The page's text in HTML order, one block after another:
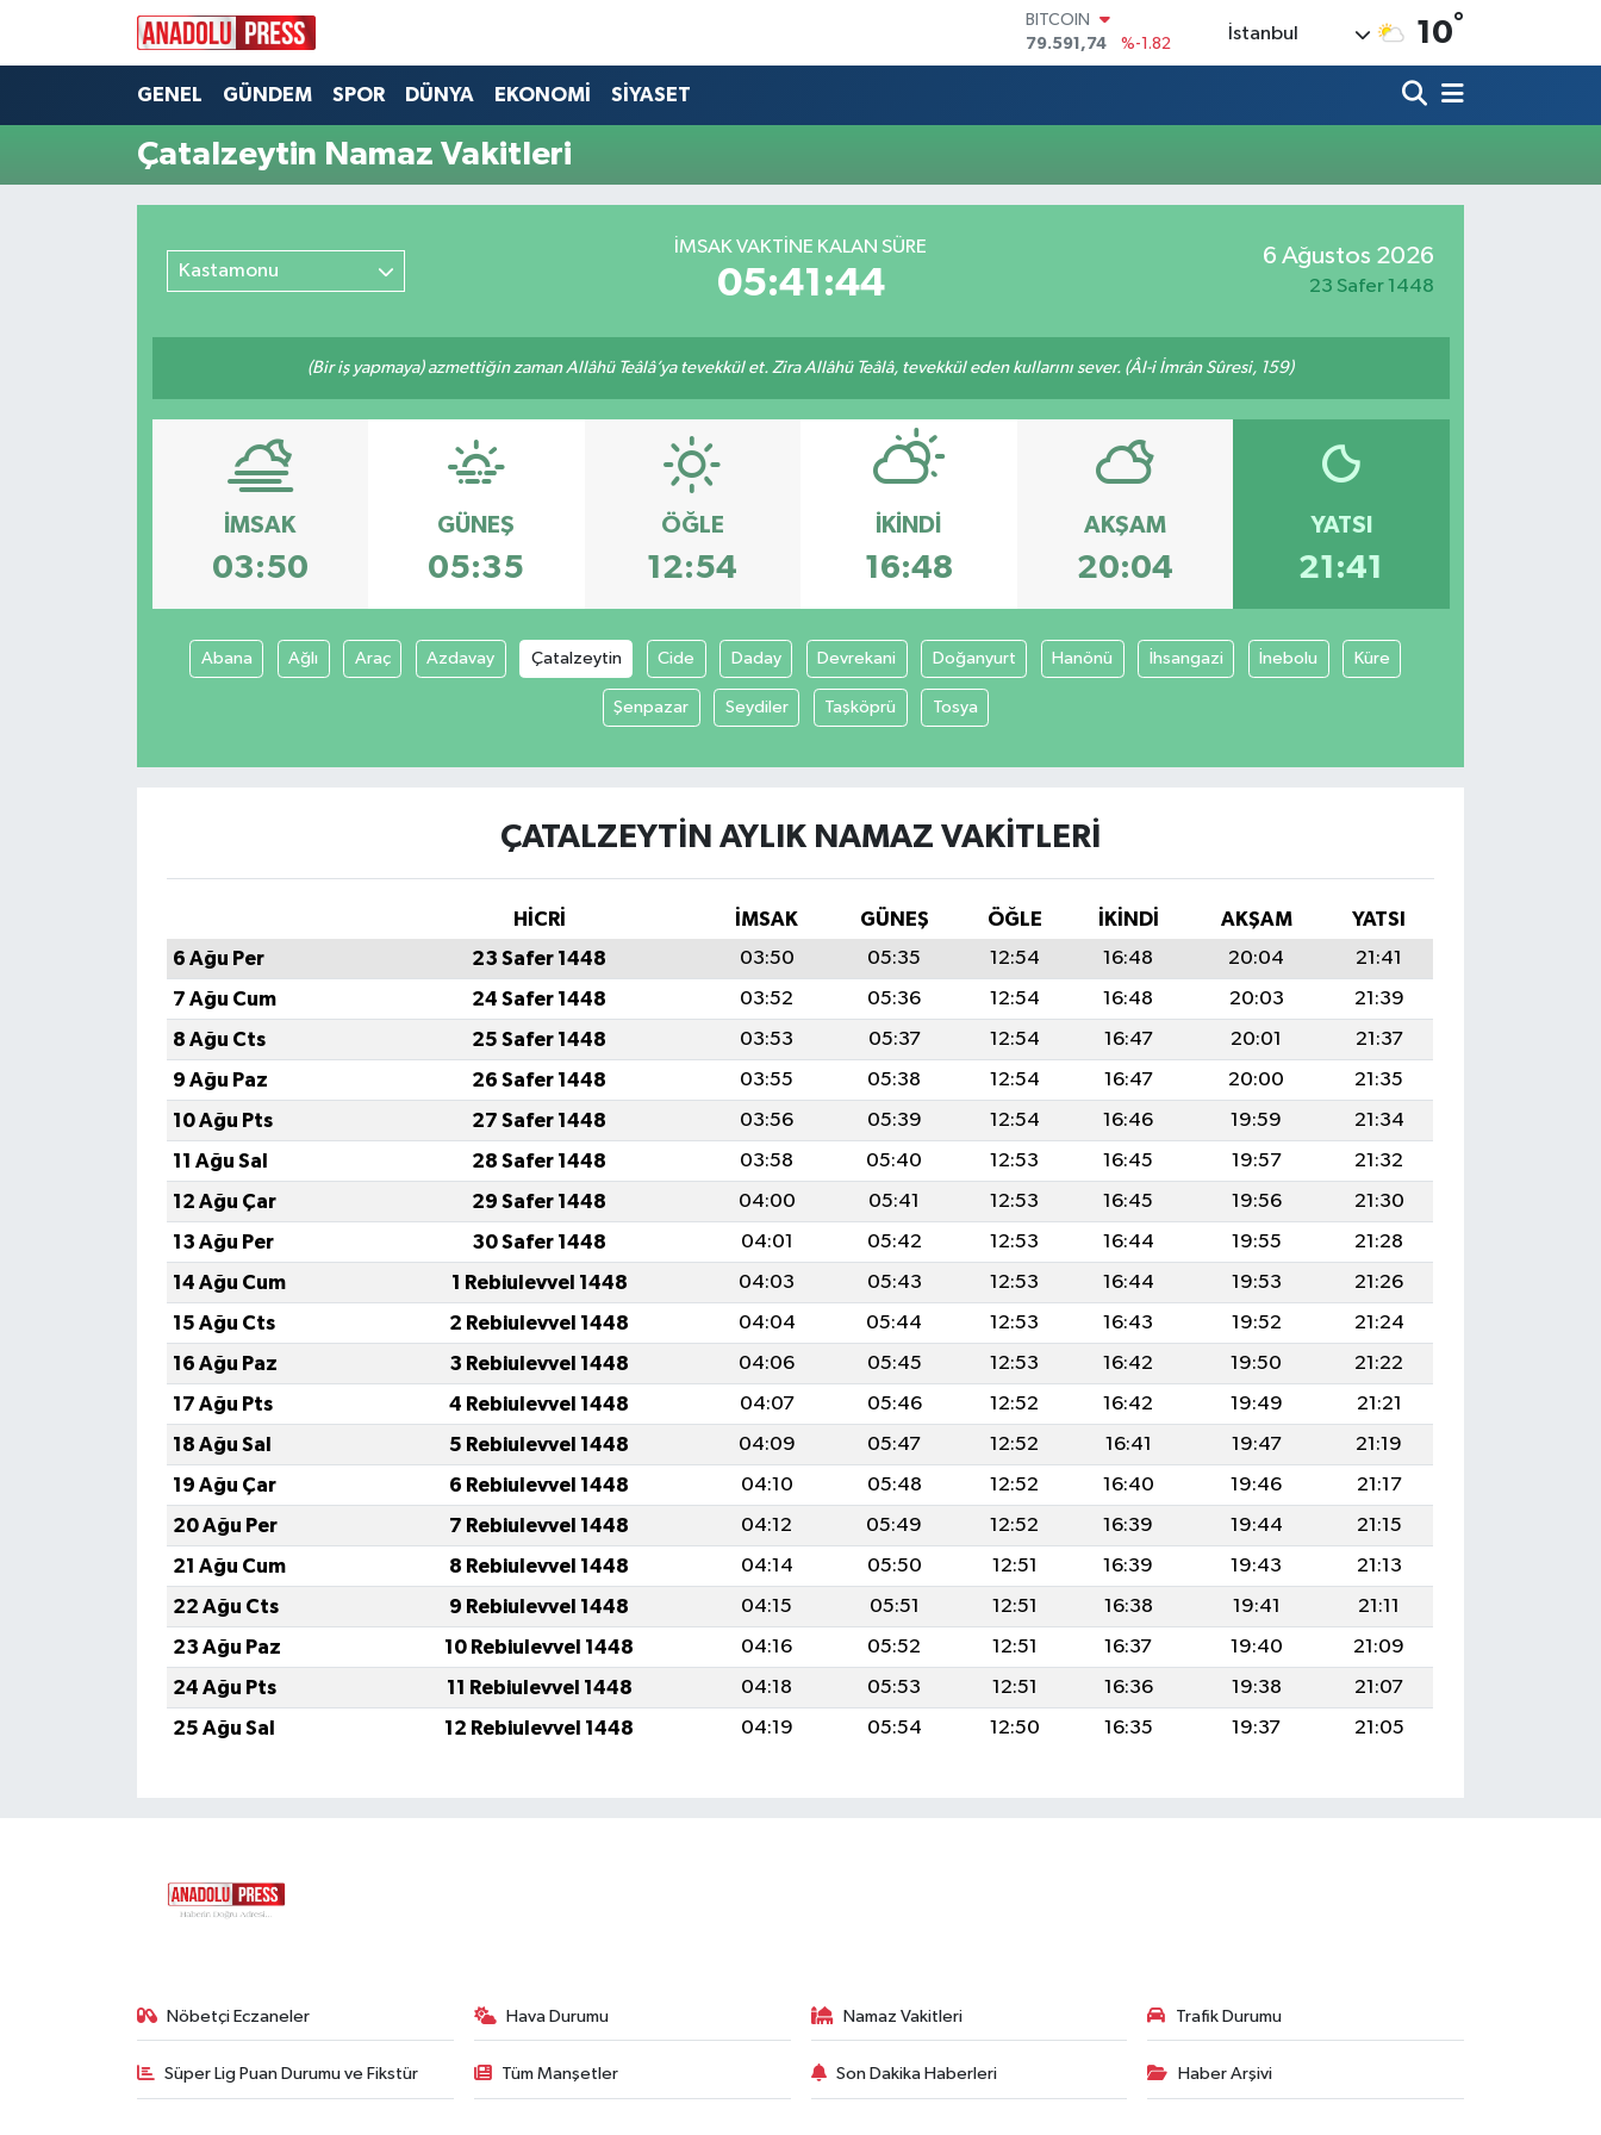
BITCOIN
79.591,74
%-1.82
DOLAR
61,60380
%0.18
İstanbul 10°
GENEL GÜNDEM SPOR DÜNYA EKONOMİ SİYASET
Çatalzeytin Namaz Vakitleri
Kastamonu
İMSAK VAKTİNE KALAN SÜRE
05:41:44
6 Ağustos 2026
23 Safer 1448
(Bir iş yapmaya) azmettiğin zaman Allâhü Teâlâ’ya tevekkül et. Zira Allâhü Teâlâ, tevekkül eden kullarını sever. (Âl-i İmrân Sûresi, 159)
İMSAK
03:50
GÜNEŞ
05:35
ÖĞLE
12:54
İKINDI
16:48
AKŞAM
20:04
YATSI
21:41
Abana Ağlı Araç Azdavay Çatalzeytin Cide Daday Devrekani Doğanyurt Hanönü İhsangazi İnebolu Küre
Şenpazar Seydiler Taşköprü Tosya
ÇATALZEYTIN AYLIK NAMAZ VAKITLERI
HİCRİ İMSAK GÜNEŞ ÖĞLE İKINDI AKŞAM
YATSI
6 Ağu Per
23 Safer 1448 03:50 05:35 12:54 16:48 20:04
21:41
7 Ağu Cum
24 Safer 1448 03:52 05:36 12:54 16:48 20:03
21:39
8 Ağu Cts
25 Safer 1448 03:53 05:37 12:54 16:47 20:01
21:37
9 Ağu Paz
26 Safer 1448 03:55 05:38 12:54 16:47 20:00
21:35
10 Ağu Pts
27 Safer 1448 03:56 05:39 12:54 16:46 19:59
21:34
11 Ağu Sal
28 Safer 1448 03:58 05:40 12:53 16:45 19:57
21:32
12 Ağu Çar
29 Safer 1448 04:00 05:41 12:53 16:45 19:56
21:30
13 Ağu Per
30 Safer 1448 04:01 05:42 12:53 16:44 19:55
21:28
14 Ağu Cum
1 Rebiulevvel 1448 04:03 05:43 12:53 16:44 19:53
21:26
15 Ağu Cts
2 Rebiulevvel 1448 04:04 05:44 12:53 16:43 19:52
21:24
16 Ağu Paz
3 Rebiulevvel 1448 04:06 05:45 12:53 16:42 19:50
21:22
17 Ağu Pts
4 Rebiulevvel 1448 04:07 05:46 12:52 16:42 19:49
21:21
18 Ağu Sal
5 Rebiulevvel 1448 04:09 05:47 12:52 16:41 19:47
21:19
19 Ağu Çar
6 Rebiulevvel 1448 04:10 05:48 12:52 16:40 19:46
21:17
20 Ağu Per
7 Rebiulevvel 1448 04:12 05:49 12:52 16:39 19:44
21:15
21 Ağu Cum
8 Rebiulevvel 1448 04:14 05:50 12:51 16:39 19:43
21:13
22 Ağu Cts
9 Rebiulevvel 1448 04:15 05:51 12:51 16:38 19:41
21:11
23 Ağu Paz
10 Rebiulevvel 1448 04:16 05:52 12:51 16:37 19:40
21:09
24 Ağu Pts
11 Rebiulevvel 1448 04:18 05:53 12:51 16:36 19:38
21:07
25 Ağu Sal
12 Rebiulevvel 1448 04:19 05:54 12:50 16:35 19:37 21:05
Nöbetçi Eczaneler Hava Durumu Namaz Vakitleri Trafik Durumu
Süper Lig Puan Durumu ve Fikstür Tüm Manşetler Son Dakika Haberleri Haber Arşivi
Nöbetçi Eczaneler
Hava Durumu
Namaz Vakitleri
Trafik Durumu
Süper Lig Puan Durumu ve Fikstür
Son Dakika Haberleri